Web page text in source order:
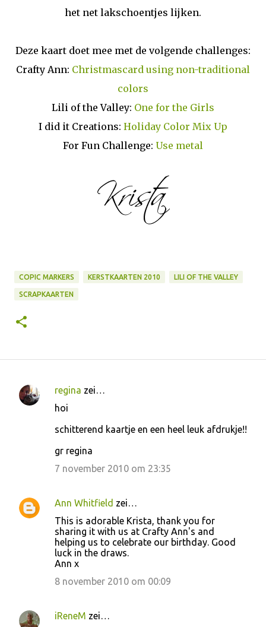
het net lakschoentjes lijken.
Deze kaart doet mee met de volgende challenges:
Crafty Ann: Christmascard using non-traditional
colors
Lili of the Valley: One for the Girls
I did it Creations: Holiday Color Mix Up
For Fun Challenge: Use metal
COPIC MARKERS KERSTKAARTEN 2010 LILI OF THE VALLEY
SCRAPKAARTEN
R
e
s
regina zei…
hoi
schitterend kaartje en een heel leuk afdrukje!!
gr regina
7 november 2010 om 23:35
Ann Whitfield zei…
This is adorable Krista, thank you for
sharing it with us at Crafty Ann's and
helping us to celebrate our birthday. Good
luck in the draws.
Ann x
8 november 2010 om 00:09
iReneM zei…